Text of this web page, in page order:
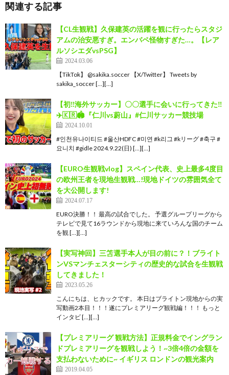
関連する記事
【CL生観戦】久保建英の活躍を観に行ったらスタジ
アムの治安悪すぎ。エンバペ怪物すぎた…。【レア
ルソシエダvsPSG】
2024.03.06
【TikTok】 @sakika.soccer 【X/Twitter】 Tweets by
sakika_soccer […][…]
【初‼️海外サッカー】〇〇選手に会いに行ってきた‼️
✈️🇰🇷🏟️『仁川vs蔚山』#仁川サッカー競技場
2024.10.01
#인천유나이티드 #울산HDFC #미연 #k리그 #kリーグ #축구 #
요니치 #gidle 2024.9.22(日) […][…]
【EURO生観戦vlog】スペイン代表、史上最多4度目
の欧州王者を現地生観戦…!現地ドイツの雰囲気全て
を大公開します!
2024.07.17
EURO決勝！！ 最高の試合でした。 予選グループリーグから
テレビで見て16ラウンドから現地に来ていろんな国のチーム
を観 […][…]
【実写神回】三笘選手本人が目の前に？！ブライト
ンVSマンチェスターシティの歴史的な試合を生観戦
してきました！
2023.05.26
こんにちは、ヒカックです。 本日はブライトン現地からの実
写動画2本目！！！遂にプレミアリーグ観戦編！！！ もっと
インタビ […][…]
【プレミアリーグ 観戦方法】正規料金でイングラン
ドプレミアリーグを観戦しよう！~3倍4倍の金額を
支払わないために~ イギリス ロンドンの観光案内
2019.04.05